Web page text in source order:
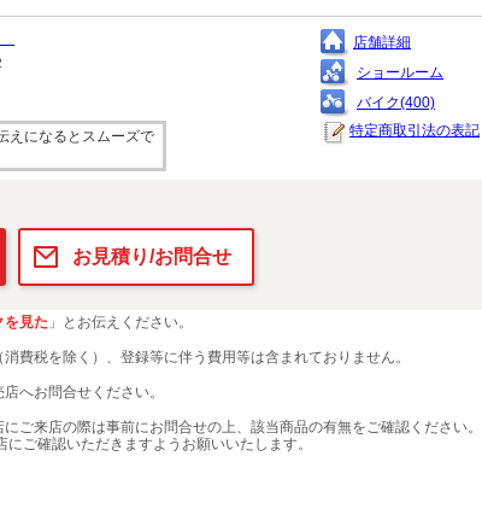
えになるとスムーズで
店舗詳細
ショールーム
バイク(400)
特定商取引法の表記
お見積り/お問合せ
を見た 」とお伝えください。
費税を除く）、登録等に伴う費用等は含まれておりません。
へお問合せください。
ご来店の際は事前にお問合せの上、該当商品の有無をご確認ください。
ご確認いただきますようお願いいたします。